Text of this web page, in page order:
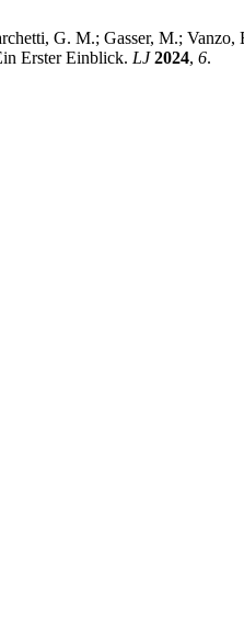
G. M.; Gasser, M.;
Erster Einblick. LJ 2024, 6.